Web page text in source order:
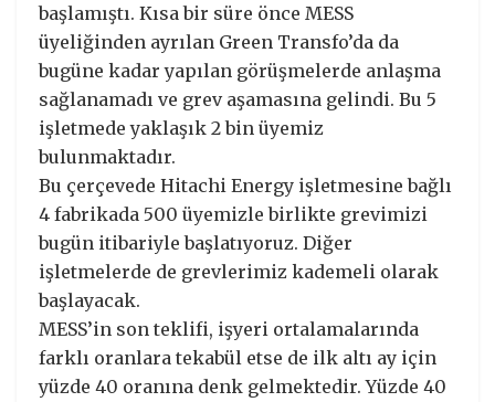
başlamıştı. Kısa bir süre önce MESS
üyeliğinden ayrılan Green Transfo’da da
bugüne kadar yapılan görüşmelerde anlaşma
sağlanamadı ve grev aşamasına gelindi. Bu 5
işletmede yaklaşık 2 bin üyemiz
bulunmaktadır.
Bu çerçevede Hitachi Energy işletmesine bağlı
4 fabrikada 500 üyemizle birlikte grevimizi
bugün itibariyle başlatıyoruz. Diğer
işletmelerde de grevlerimiz kademeli olarak
başlayacak.
MESS’in son teklifi, işyeri ortalamalarında
farklı oranlara tekabül etse de ilk altı ay için
yüzde 40 oranına denk gelmektedir. Yüzde 40